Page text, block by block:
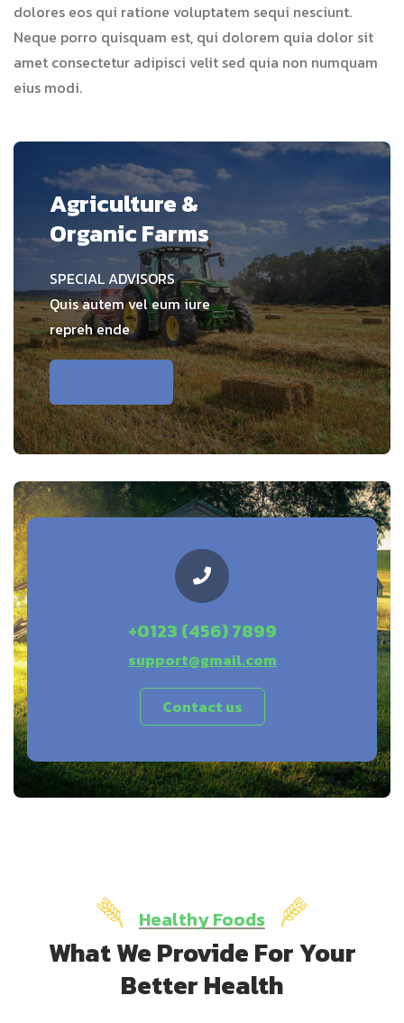
dolores eos qui ratione voluptatem sequi nesciunt.
Neque porro quisquam est, qui dolorem quia dolor sit
amet consectetur adipisci velit sed quia non numquam
eius modi.
Agriculture &
Organic Farms
SPECIAL ADVISORS
Quis autem vel eum iure
repreh ende
+0123 (456) 7899
support@gmail.com
Contact us
Healthy Foods
What We Provide For Your
Better Health